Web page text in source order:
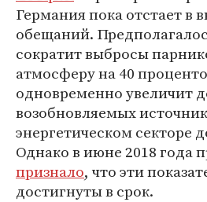
Германия пока отстает в
обещаний.
сократит выбросы
атмосферу на 40
одновременно увеличит
возобновляемых
энергетическом секторе
Однако в июне 2018 года
признало, что эти
достигнуты в срок.